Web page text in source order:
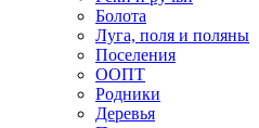
Болота
Луга, поля и поляны
Поселения
ООПТ
Родники
Деревья